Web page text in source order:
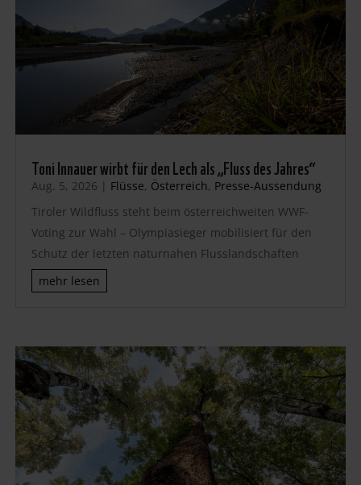
Toni Innauer wirbt für den Lech als „Fluss des Jahres“
Aug. 5, 2026 | Flüsse, Österreich, Presse-Aussendung
Tiroler Wildfluss steht beim österreichweiten WWF-
Voting zur Wahl – Olympiasieger mobilisiert für den
Schutz der letzten naturnahen Flusslandschaften
mehr lesen